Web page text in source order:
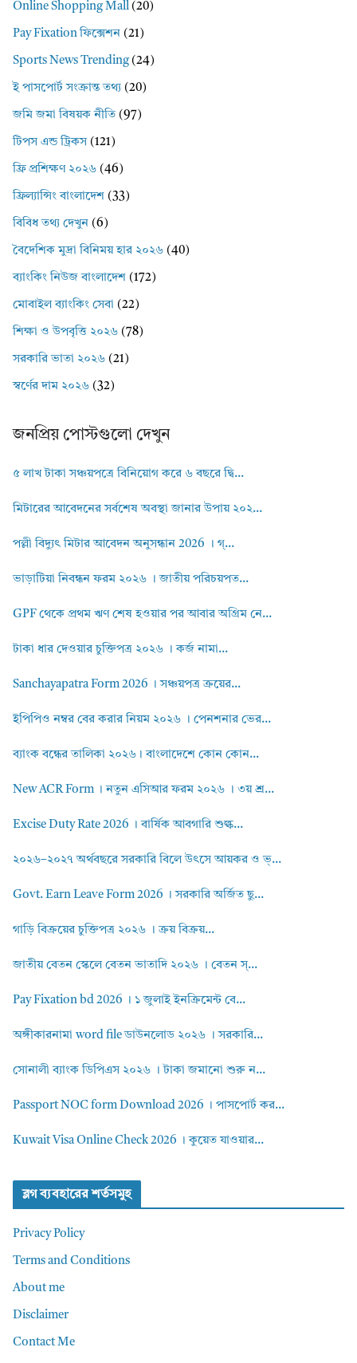
Online Shopping Mall (20)
Pay Fixation ফিক্সেশন (21)
Sports News Trending(24)
ই পাসপোর্ট সংক্রান্ত তথ্য (20)
জমি জমা বিষয়ক নীতি (97)
টিপস এন্ড ট্রিকস (121)
ফ্রি প্রশিক্ষণ ২০২৬ (46)
ফ্রিল্যান্সিং বাংলাদেশ (33)
বিবিধ তথ্য দেখুন (6)
বৈদেশিক মুদ্রা বিনিময় হার ২০২৬ (40)
ব্যাংকিং নিউজ বাংলাদেশ (172)
মোবাইল ব্যাংকিং সেবা (22)
শিক্ষা ও উপবৃত্তি ২০২৬ (78)
সরকারি ভাতা ২০২৬ (21)
স্বর্ণের দাম ২০২৬ (32)
জনপ্রিয় পোস্টগুলো দেখুন
৫ লাখ টাকা সঞ্চয়পত্রে বিনিয়োগ করে ৬ বছরে দ্বি...
মিটারের আবেদনের সর্বশেষ অবস্থা জানার উপায় ২০২...
পল্লী বিদ্যুৎ মিটার আবেদন অনুসন্ধান 2026 । গ্...
ভাড়াটিয়া নিবন্ধন ফরম ২০২৬ । জাতীয় পরিচয়পত...
GPF থেকে প্রথম ঋণ শেষ হওয়ার পর আবার অগ্রিম নে...
টাকা ধার দেওয়ার চুক্তিপত্র ২০২৬ । কর্জ নামা...
Sanchayapatra Form 2026 । সঞ্চয়পত্র ক্রয়ের...
ইপিপিও নম্বর বের করার নিয়ম ২০২৬ । পেনশনার ভের...
ব্যাংক বন্ধের তালিকা ২০২৬। বাংলাদেশে কোন কোন...
New ACR Form । নতুন এসিআর ফরম ২০২৬ । ৩য় শ্র...
Excise Duty Rate 2026 । বার্ষিক আবগারি শুল্ক...
২০২৬–২০২৭ অর্থবছরে সরকারি বিলে উৎসে আয়কর ও ভ্...
Govt. Earn Leave Form 2026 । সরকারি অর্জিত ছু...
গাড়ি বিক্রয়ের চুক্তিপত্র ২০২৬ । ক্রয় বিক্রয়...
জাতীয় বেতন স্কেলে বেতন ভাতাদি ২০২৬ । বেতন স্...
Pay Fixation bd 2026 । ১ জুলাই ইনক্রিমেন্ট বে...
অঙ্গীকারনামা word file ডাউনলোড ২০২৬ । সরকারি...
সোনালী ব্যাংক ডিপিএস ২০২৬ । টাকা জমানো শুরু ন...
Passport NOC form Download 2026 । পাসপোর্ট কর...
Kuwait Visa Online Check 2026 । কুয়েত যাওয়ার...
ব্লগ ব্যবহারের শর্তসমুহ
Privacy Policy
Terms and Conditions
About me
Disclaimer
Contact Me